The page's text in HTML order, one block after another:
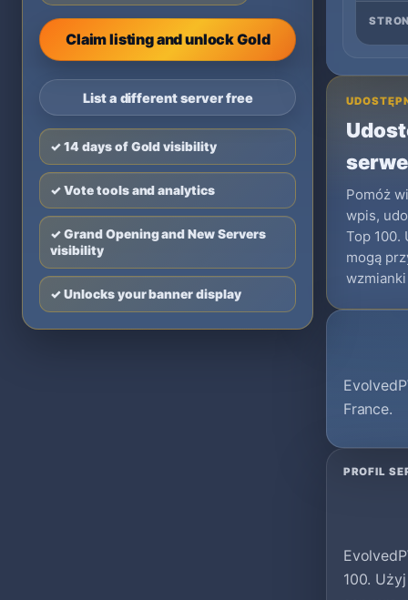
Claim listing and unlock Gold
List a different server free
✓ 14 days of Gold visibility
✓ Vote tools and analytics
✓ Grand Opening and New Servers
visibility
✓ Unlocks your banner display
Pomóż
wpis,
Top 100.
mogą
France.
PROFIL
100.